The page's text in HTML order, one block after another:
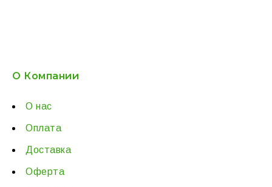
О Компании
О нас
Оплата
Доставка
Оферта